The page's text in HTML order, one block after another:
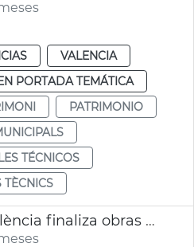
VALENCIA
PORTADA TEMÁTICA
PATRIMONIO
TÉCNICOS
TÈCNICS
Ayuntamiento València finaliza obras embarcadero El Palmar